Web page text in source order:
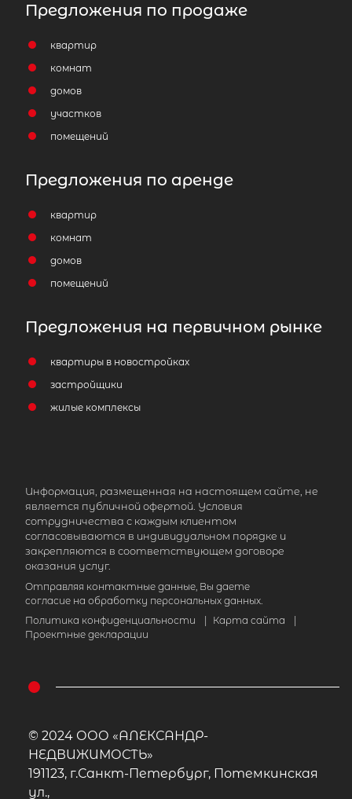
Предложения по продаже
квартир
комнат
домов
участков
помещений
Предложения по аренде
квартир
комнат
домов
помещений
Предложения на первичном рынке
квартиры в новостройках
застройщики
жилые комплексы
Информация, размещенная на настоящем сайте, не
является публичной офертой. Условия
сотрудничества с каждым клиентом
согласовываются в индивидуальном порядке и
закрепляются в соответствующем договоре
оказания услуг.
Отправляя контактные данные, Вы даете
согласие на обработку персональных данных.
Политика конфиденциальности
Карта сайта
Проектные декларации
© 2024 ООО «АЛЕКСАНДР-
НЕДВИЖИМОСТЬ»
191123, г.Санкт-Петербург, Потемкинская
ул.,